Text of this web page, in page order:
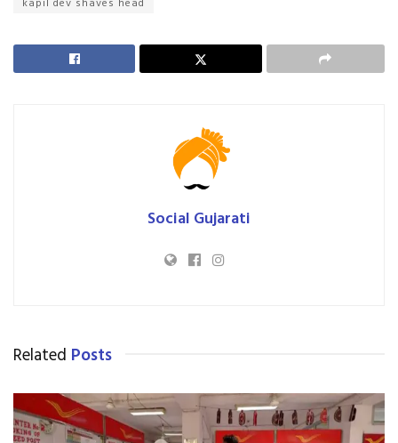
Social Gujarati
Related Posts